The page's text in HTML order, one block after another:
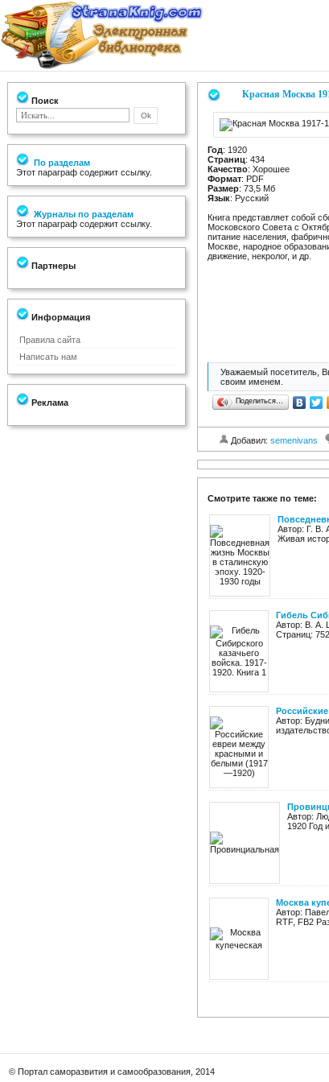
Поиск
По разделам
Этот параграф содержит ссылку.
Журналы по разделам
Этот параграф содержит ссылку.
Партнеры
Информация
Правила сайта
Написать нам
Реклама
Красная Москва
Год: 1920
Страниц: 434
Качество: Хорошее
Формат: PDF
Размер: 73,5 Мб
Язык: Русский
Книга представляет собой
Московского Совета с
питание населения,
Москве, народное
движение, некролог, и др.
Уважаемый посетитель,
своим именем.
Поделиться…
Добавил: semenivans
Смотрите также по теме:
Автор: Г. В.
Живая
Гибель
Автор: В. А.
Страниц:
Автор:
Автор:
1920 Год
Москва
Автор:
RTF, FB2
© Портал саморазвития и самообразования, 2014